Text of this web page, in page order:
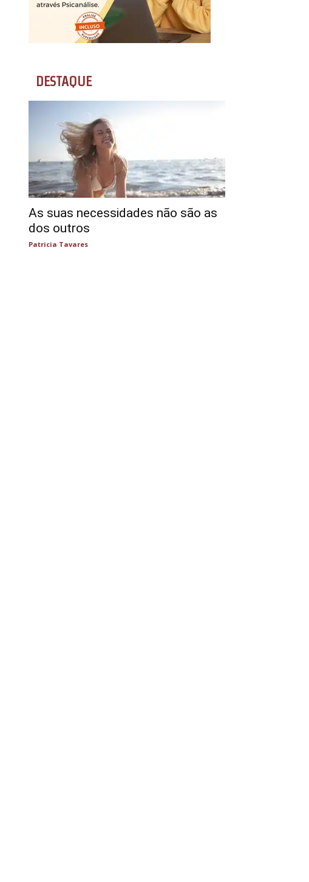
DESTAQUE
As suas necessidades não são as
dos outros
Patricia Tavares